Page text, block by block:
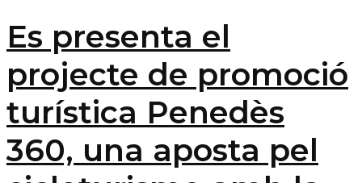
Es presenta el
projecte de promoció
turística Penedès
360, una aposta pel